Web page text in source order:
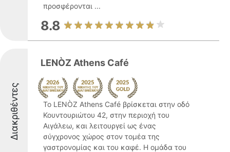
προσφέρονται ...
8.8
Διακριθέντες
LENÒZ Athens Café
Το LENÒZ Athens Café βρίσκεται στην οδό
Κουντουριώτου 42, στην περιοχή του
Αιγάλεω, και λειτουργεί ως ένας
σύγχρονος χώρος στον τομέα της
γαστρονομίας και του καφέ. Η ομάδα του